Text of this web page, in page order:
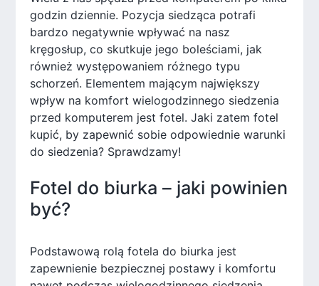
godzin dziennie. Pozycja siedząca potrafi
bardzo negatywnie wpływać na nasz
kręgosłup, co skutkuje jego boleściami, jak
również występowaniem różnego typu
schorzeń. Elementem mającym największy
wpływ na komfort wielogodzinnego siedzenia
przed komputerem jest fotel. Jaki zatem fotel
kupić, by zapewnić sobie odpowiednie warunki
do siedzenia? Sprawdzamy!
Fotel do biurka – jaki powinien
być?
Podstawową rolą fotela do biurka jest
zapewnienie bezpiecznej postawy i komfortu